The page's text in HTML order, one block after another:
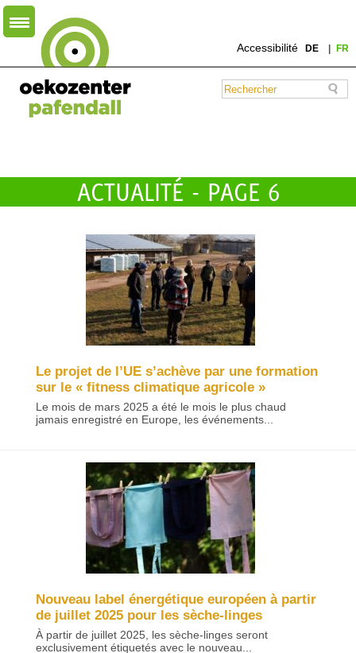
Accessibilité DE FR
ACTUALITÉ - PAGE 6
Le projet de l’UE s’achève par une formation
sur le « fitness climatique agricole »
Le mois de mars 2025 a été le mois le plus chaud
jamais enregistré en Europe, les événements...
Nouveau label énergétique européen à partir
de juillet 2025 pour les sèche-linges
À partir de juillet 2025, les sèche-linges seront
exclusivement étiquetés avec le nouveau...